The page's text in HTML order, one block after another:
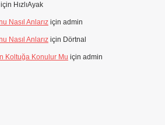
için HızlıAyak
Nasıl Anlarız için admin
Nasıl Anlarız için Dörtnal
Koltuğa Konulur Mu için admin